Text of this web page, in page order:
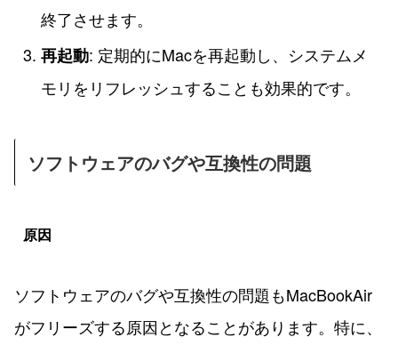
終了させます。
再起動: 定期的にMacを再起動し、システムメ
モリをリフレッシュすることも効果的です。
ソフトウェアのバグや互換性の問題
原因
ソフトウェアのバグや互換性の問題もMacBookAir
がフリーズする原因となることがあります。特に、